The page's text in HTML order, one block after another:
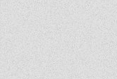
to ci nauczyciele pewnie
nauczycieli, z nauka nie mialam